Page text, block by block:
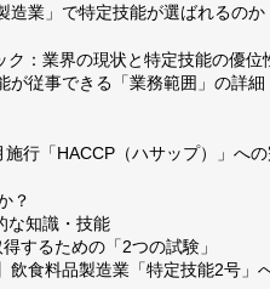
造業」で特定技能が選ばれるのか
ク：業界の現状と特定技能の優位
が従事できる「業務範囲」の詳細
施行「HACCP（ハサップ）」へ
？
な知識・技能
するための「2つの試験」
飲食料品製造業「特定技能2号」